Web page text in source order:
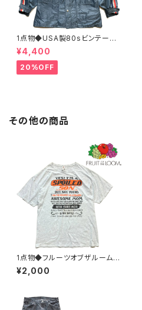
1点物◆USA製80sビンテージ
US MAIL紺ナイロンジャケット
古着LメンズXLレディースOKア
メカジ90sストリートマウンテン
パーカーアウター362465
¥4,400
20%OFF
その他の商品
1点物◆フルーツオブザルームF
RUITグレー2XLプリントTシャ
ツ古着メンズレディースOKアメ
¥2,000